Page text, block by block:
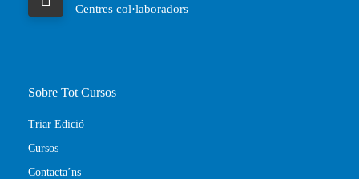
Centres col·laboradors
Sobre Tot Cursos
Triar Edició
Cursos
Contacta’ns